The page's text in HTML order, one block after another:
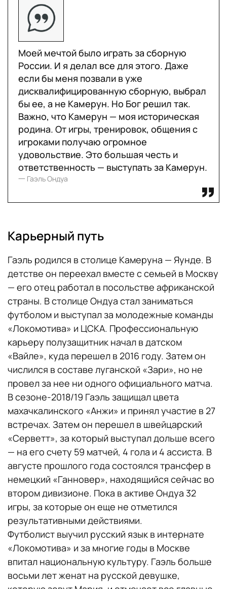
Греция), Кристофер Ву («Ренн», Франция)
Полузащитники: Оливье Нтчам («Суонси»,
Англия), Гаэль Ондуа («Ганновер»),
Мартин Онгла («Верона», Италия), Пьер
Кунде («Олимпикакос», Греция), Самюэль
Ум Гуе («Мехелен», Бельгия), Андре-
Франк Замбо-Ангисса («Наполи», Италия),
Жером Нгом («Коломб де Джа», Камерун),
Муми Нгамале («Динамо», Москва)
Форварды: Бриан Мбемо («Брентфорд»,
Англия), Жорж-Кевин Нкуду («Бешикташ»,
Турция), Кристиан Бассогог («Шанхай
Токо-Экамби («Лион», Франция), Эрик-
Максим Шупо-Мотинг («Бавария»,
Германия), Суайбу Мару («Котон Спорт»,
Камерун)
Моей мечтой было играть за сборную
России. И я делал все для этого. Даже
если бы меня позвали в уже
дисквалифицированную сборную, выбрал
бы ее, а не Камерун. Но Бог решил так.
Важно, что Камерун — моя историческая
родина. От игры, тренировок, общения с
игроками получаю огромное
удовольствие. Это большая честь и
ответственность — выступать за Камерун.
一 Гаэль Ондуа
Карьерный путь
Гаэль родился в столице Камеруна — Яунде. В
детстве он переехал вместе с семьей в Москву
— его отец работал в посольстве африканской
страны. В столице Ондуа стал заниматься
футболом и выступал за молодежные команды
«Локомотива» и ЦСКА. Профессиональную
карьеру полузащитник начал в датском
«Вайле», куда перешел в 2016 году. Затем он
числился в составе луганской «Зари», но не
провел за нее ни одного официального матча.
В сезоне-2018/19 Гаэль защищал цвета
махачкалинского «Анжи» и принял участие в 27
встречах. Затем он перешел в швейцарский
«Серветт», за который выступал дольше всего
— на его счету 59 матчей, 4 гола и 4 ассиста. В
августе прошлого года состоялся трансфер в
немецкий «Ганновер», находящийся сейчас во
втором дивизионе. Пока в активе Ондуа 32
игры, за которые он еще не отметился
результативными действиями.
Футболист выучил русский язык в интернате
«Локомотива» и за многие годы в Москве
впитал национальную культуру. Гаэль больше
восьми лет женат на русской девушке,